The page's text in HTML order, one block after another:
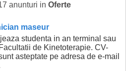
anunturi in Oferte
maseur
studenta in an terminal sau
de Kinetoterapie. CV-
asteptate pe adresa de e-mail